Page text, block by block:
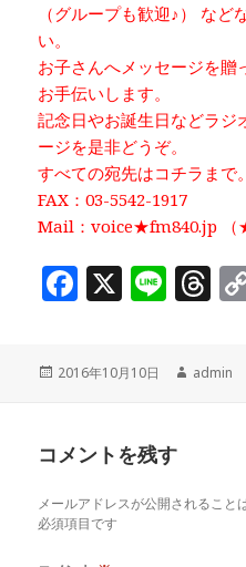
（グループも歓迎♪） など
い。
お子さんへメッセージを
お手伝いします。
記念日やお誕生日などラジ
ージを是非どうぞ。
すべての宛先はコチラまで。
FAX：03-5542-1917
Mail：voice★fm840.jp （★
F
c
e
o
o
k
X Li
e
T
r
e
s
投
2016年10月10日
作
admin
コメントを残す
メールアドレスが公開されること
必須項目です